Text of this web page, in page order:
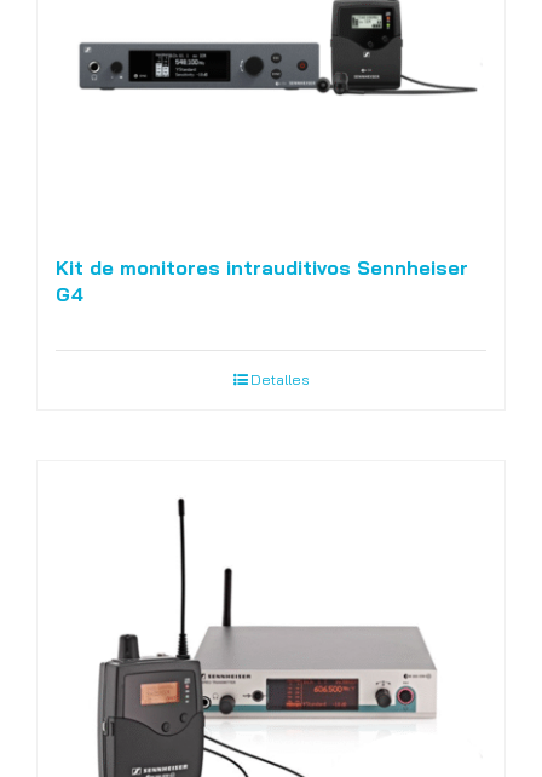
Kit de monitores intrauditivos Sennheiser
G4
Detalles